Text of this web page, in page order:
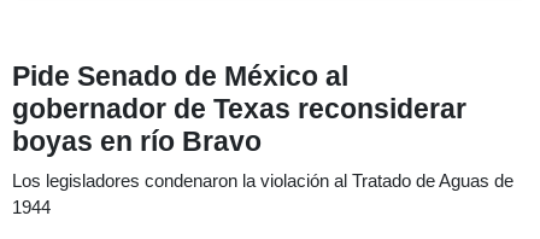
Pide Senado de México al
gobernador de Texas reconsiderar
boyas en río Bravo
Los legisladores condenaron la violación al Tratado de Aguas de
1944